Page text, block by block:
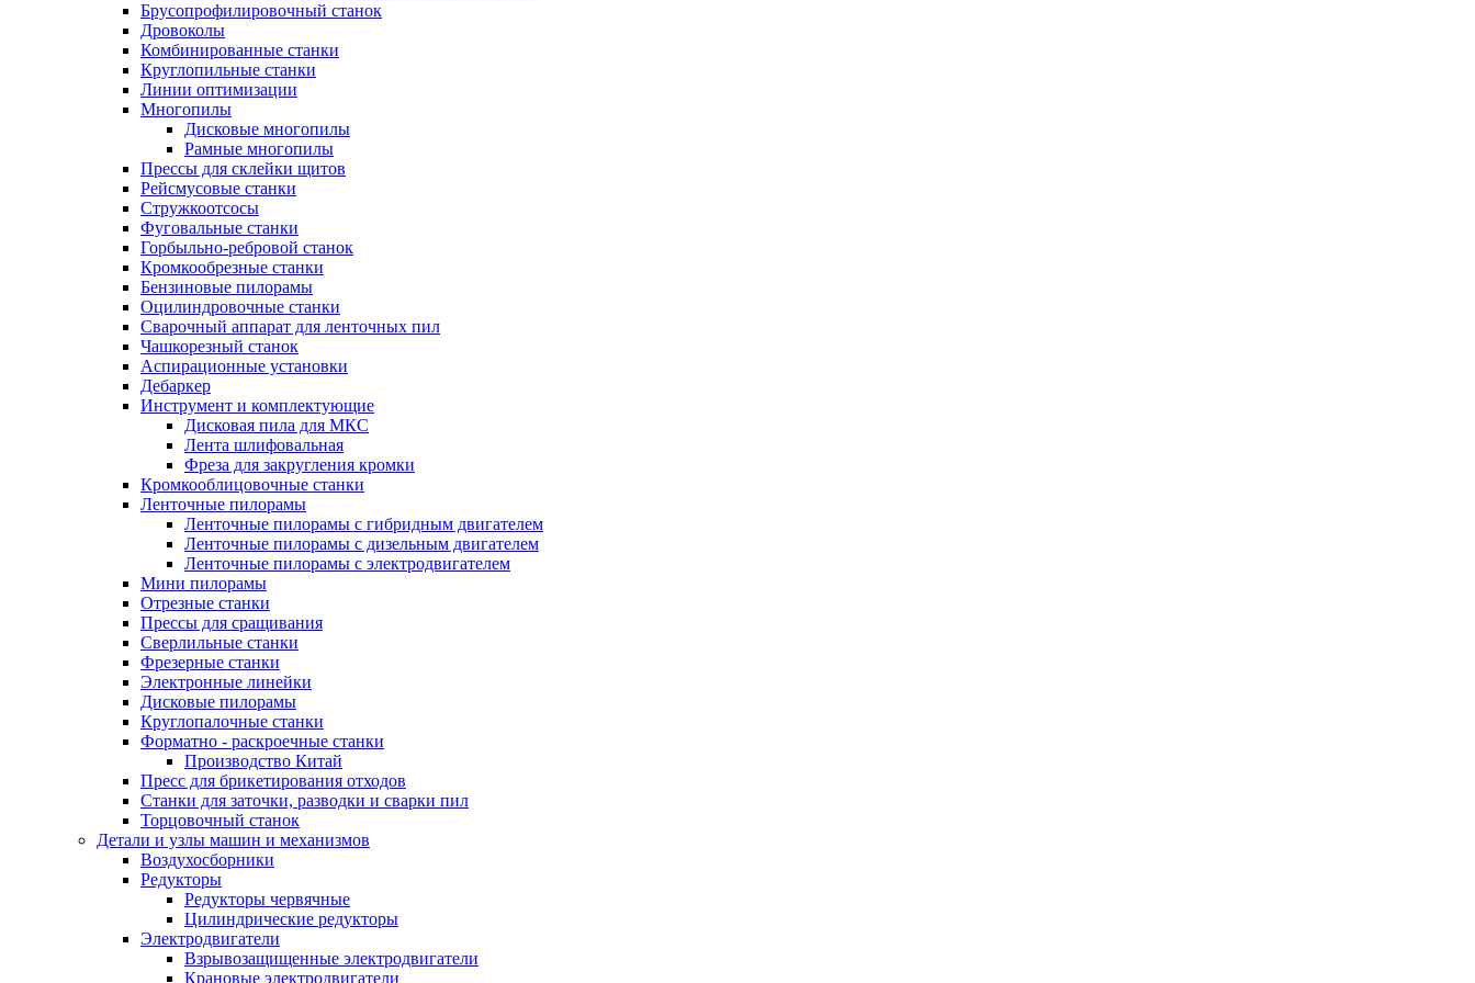
Брусопрофилировочный станок
Дровоколы
Комбинированные станки
Круглопильные станки
Линии оптимизации
Многопилы
Дисковые многопилы
Рамные многопилы
Прессы для склейки щитов
Рейсмусовые станки
Стружкоотсосы
Фуговальные станки
Горбыльно-ребровой станок
Кромкообрезные станки
Бензиновые пилорамы
Оцилиндровочные станки
Сварочный аппарат для ленточных пил
Чашкорезный станок
Аспирационные установки
Дебаркер
Инструмент и комплектующие
Дисковая пила для МКС
Лента шлифовальная
Фреза для закругления кромки
Кромкооблицовочные станки
Ленточные пилорамы
Ленточные пилорамы с гибридным двигателем
Ленточные пилорамы с дизельным двигателем
Ленточные пилорамы с электродвигателем
Мини пилорамы
Отрезные станки
Прессы для сращивания
Сверлильные станки
Фрезерные станки
Электронные линейки
Дисковые пилорамы
Круглопалочные станки
Форматно - раскроечные станки
Производство Китай
Пресс для брикетирования отходов
Станки для заточки, разводки и сварки пил
Торцовочный станок
Детали и узлы машин и механизмов
Воздухосборники
Редукторы
Редукторы червячные
Цилиндрические редукторы
Электродвигатели
Взрывозащищенные электродвигатели
Крановые электродвигатели